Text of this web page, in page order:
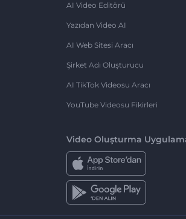
AI Video Editörü
Yazıdan Video AI
AI Web Sitesi Aracı
Şirket Adı Oluşturucu
AI TikTok Videosu Aracı
YouTube Videosu Fikirleri
Video Oluşturma